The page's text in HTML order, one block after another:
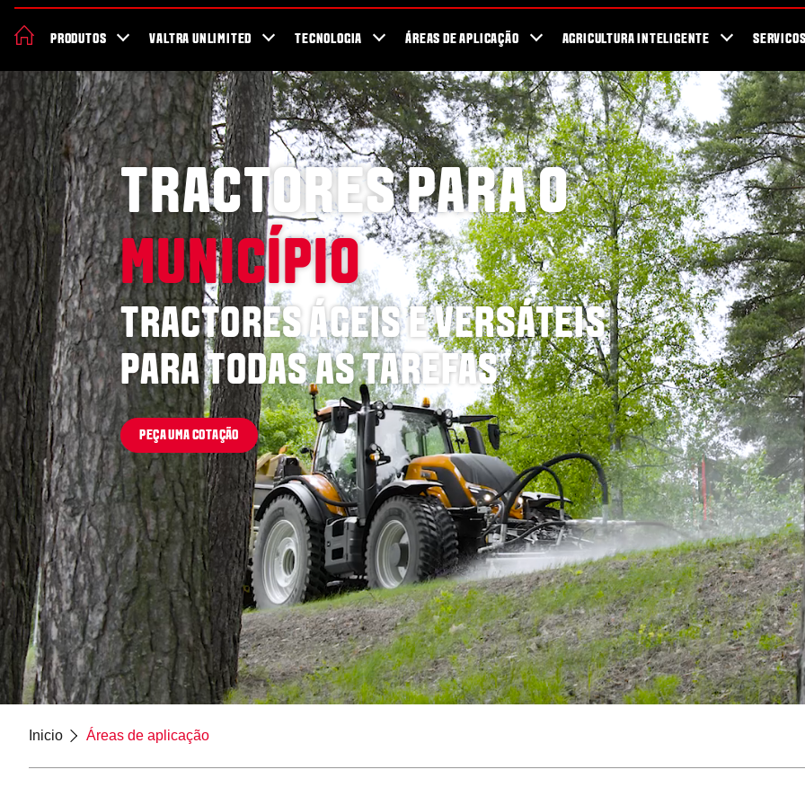
PRODUTOS VALTRA UNLIMITED TECNOLOGIA ÁREAS DE APLICAÇÃO AGRICULTURA INTELIGENTE SERVICOS
TRACTORES PARA O
MUNICÍPIO
TRACTORES ÁGEIS E VERSÁTEIS
PARA TODAS AS TAREFAS
PEÇA UMA COTAÇÃO
Inicio Áreas de aplicação